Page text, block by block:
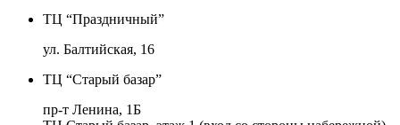
ТЦ “Праздничный”
ул. Балтийская, 16
ТЦ “Старый базар”
пр-т Ленина, 1Б